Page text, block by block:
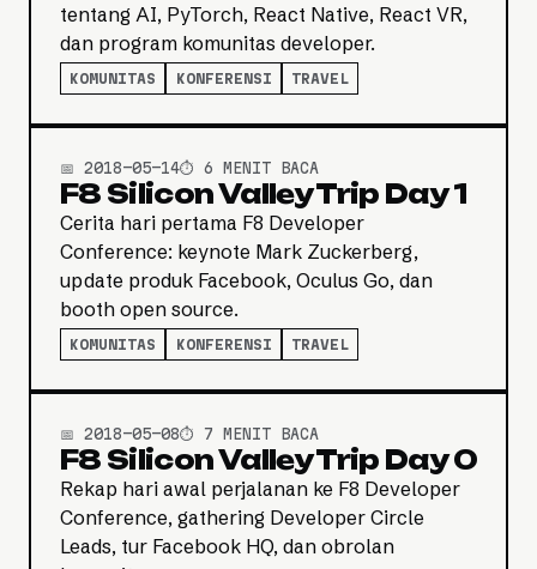
tentang AI, PyTorch, React Native, React VR,
dan program komunitas developer.
KOMUNITAS KONFERENSI TRAVEL
📅 2018-05-14⏱️ 6 MENIT BACA
F8 Silicon Valley Trip Day 1
Cerita hari pertama F8 Developer
Conference: keynote Mark Zuckerberg,
update produk Facebook, Oculus Go, dan
booth open source.
KOMUNITAS KONFERENSI TRAVEL
📅 2018-05-08⏱️ 7 MENIT BACA
F8 Silicon Valley Trip Day 0
Rekap hari awal perjalanan ke F8 Developer
Conference, gathering Developer Circle
Leads, tur Facebook HQ, dan obrolan